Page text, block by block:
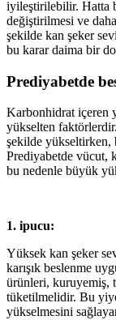
iyileştirilebilir. Hatta
değiştirilmesi ve
şekilde kan şeker
bu karar daima bir
Prediyabetde
Karbonhidrat içeren
yükselten
şekilde yükseltirken,
Prediyabetde vücut,
bu nedenle büyük
1. ipucu:
Yüksek kan şeker
karışık beslenme
ürünleri, kuruyemiş,
tüketilmelidir. Bu
yükselmesini